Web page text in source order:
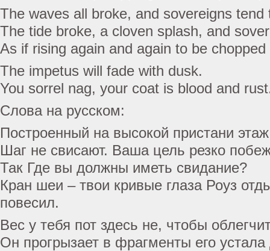
The waves all broke, and sovereigns tend
The tide broke, a cloven splash, and
As if rising again and again to be
The impetus will fade with dusk.
You sorrel nag, your coat is blood and
Слова на русском:
Построенный на высокой пристани
Шаг не свисают. Ваша цель резко
Так Где вы должны иметь свидание?
Кран шеи – твои кривые глаза Роуз
повесил.
Вес у тебя пот здесь не, чтобы
Он прогрызает в фрагменты его